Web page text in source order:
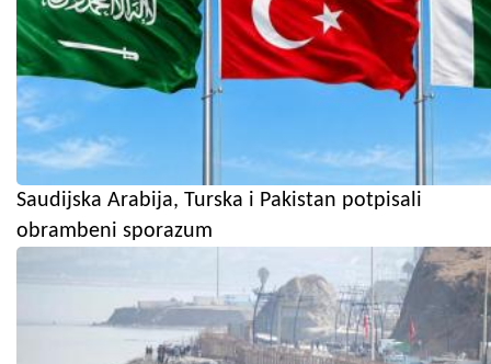
Saudijska Arabija, Turska i Pakistan potpisali
obrambeni sporazum